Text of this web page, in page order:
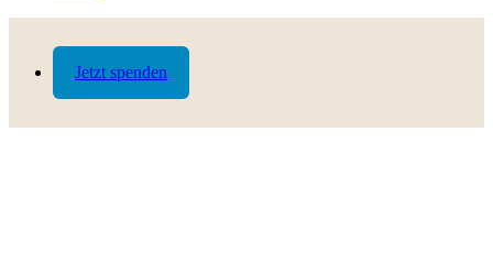
Jetzt spenden